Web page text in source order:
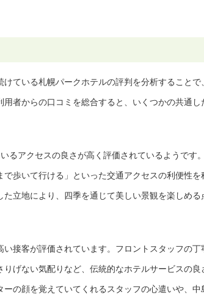
ている札幌パークホテルの評判を分析することで、
者からの口コミを総合すると、いくつかの共通し
るアクセスの良さが高く評価されているようです。
歩いて行ける」といった交通アクセスの利便性を
立地により、四季を通じて美しい景観を楽しめる
接客が評価されています。フロントスタッフの丁
げない気配りなど、伝統的なホテルサービスの良
の顔を覚えていてくれるスタッフの心遣いや、中